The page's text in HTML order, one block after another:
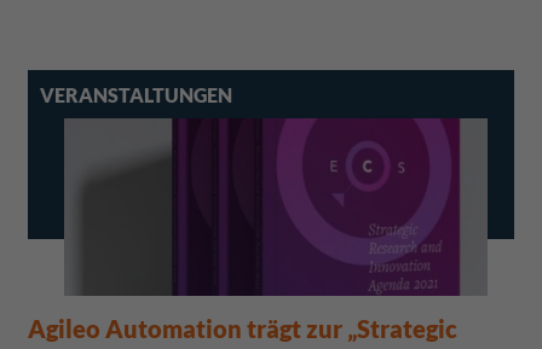
VERANSTALTUNGEN
Agileo Automation trägt zur „Strategic